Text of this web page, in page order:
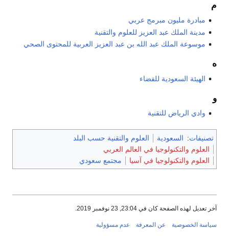
م
مبادرة مليون مبرمج عربي
مدينة الملك عبد العزيز للعلوم والتقنية
موسوعة الملك عبد الله بن عبد العزيز العربية للمحتوى الصحي
ه
الهيئة السعودية للفضاء
و
وادي الرياض للتقنية
تصنيفات: السعودية
العلوم والتقنية حسب البلد
العلوم والتكنولوجيا في العالم العربي
العلوم والتكنولوجيا في آسيا
مجتمع سعودي
آخر تعديل لهذه الصفحة كان في 23:04, 23 نوفمبر 2019.
سياسة الخصوصية عن المعرفة عدم مسؤولية